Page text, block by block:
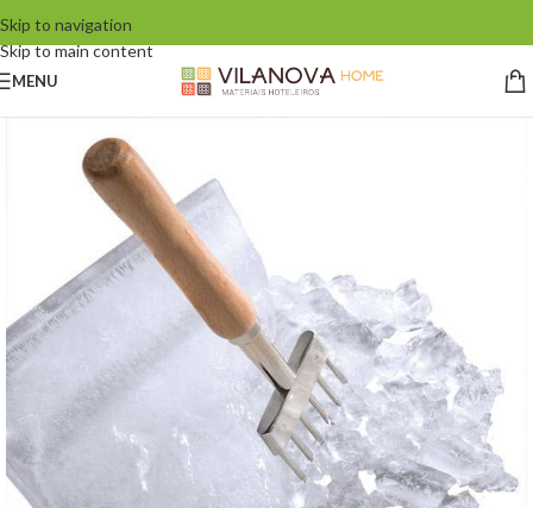
Skip to navigation
Skip to main content
MENU